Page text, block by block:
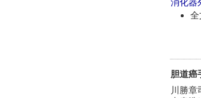
全
胆道癌
川勝